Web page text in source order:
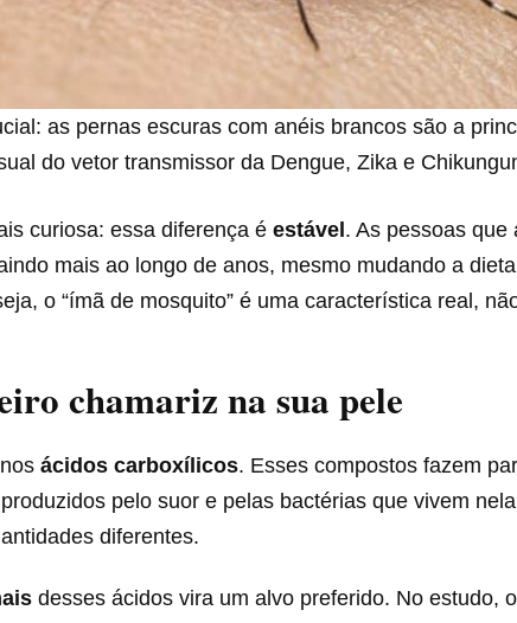
as pernas escuras com anéis brancos são a
do vetor transmissor da Dengue, Zika e
curiosa: essa diferença é estável . As pessoas que
mais ao longo de anos, mesmo mudando a
o “ímã de mosquito” é uma característica real,
chamariz na sua pele
ácidos carboxílicos. Esses compostos fazem
pelo suor e pelas bactérias que vivem
diferentes.
desses ácidos vira um alvo preferido. No estudo,